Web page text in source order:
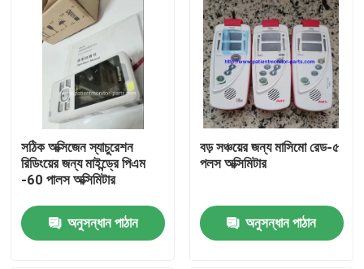
বাড়ি
সঠিক অক্সিজেন স্যাচুরেশন
রিডিংয়ের জন্য মাইন্ড্রে পিএম
-60 পালস অক্সিমিটার
অনুসন্ধান পাঠান
বড় সঞ্চয়ের জন্য মাসিমো রেড-৫
পলস অক্সিমিটার
অনুসন্ধান পাঠান